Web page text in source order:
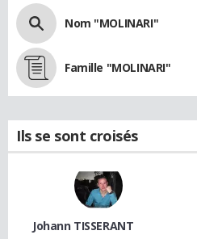
Nom "MOLINARI"
Famille "MOLINARI"
Ils se sont croisés
Johann TISSERANT